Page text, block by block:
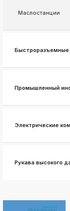
k
k
Маслостанции
Быстроразъемные
Промышленный
Электрические
Рукава высокого